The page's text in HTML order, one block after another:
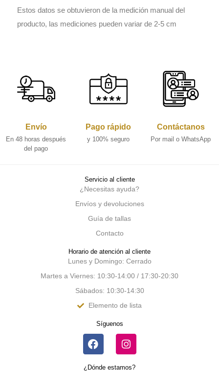
Estos datos se obtuvieron de la medición manual del
producto, las mediciones pueden variar de 2-5 cm
Envío
En 48 horas después
del pago
Pago rápido
y 100% seguro
Contáctanos
Por mail o WhatsApp
Servicio al cliente
¿Necesitas ayuda?
Envíos y devoluciones
Guía de tallas
Contacto
Horario de atención al cliente
Lunes y Domingo: Cerrado
Martes a Viernes: 10:30-14:00 / 17:30-20:30
Sábados: 10:30-14:30
Elemento de lista
Síguenos
¿Dónde estamos?